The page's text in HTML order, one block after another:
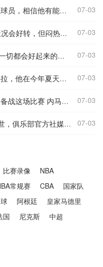
他有能力执教法国队 07-03
闷热天气可能造成影响 07-03
好起来的，祝你好运 07-03
夏天有可能会离开巴黎 07-03
内马尔能上场15分钟 07-03
部官方社媒发文悼念 07-03
比赛录像
NBA
常规赛 CBA
国家队
阿根廷
皇家马德里
国 尼克斯
中超